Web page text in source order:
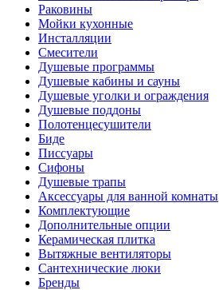
Раковины
Мойки кухонные
Инсталляции
Смесители
Душевые программы
Душевые кабины и сауны
Душевые уголки и ограждения
Душевые поддоны
Полотенцесушители
Биде
Писсуары
Сифоны
Душевые трапы
Аксессуары для ванной комнаты
Комплектующие
Дополнительные опции
Керамическая плитка
Вытяжные вентиляторы
Сантехнические люки
Бренды